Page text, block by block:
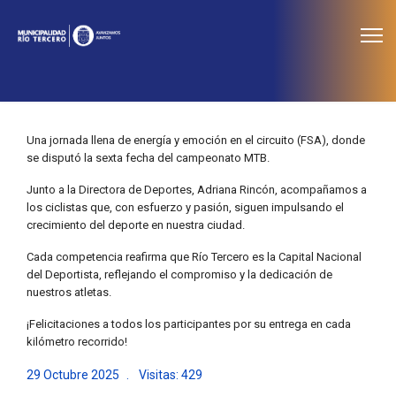
Una jornada llena de energía y emoción en el circuito (FSA), donde
se disputó la sexta fecha del campeonato MTB.
Junto a la Directora de Deportes, Adriana Rincón, acompañamos a
los ciclistas que, con esfuerzo y pasión, siguen impulsando el
crecimiento del deporte en nuestra ciudad.
Cada competencia reafirma que Río Tercero es la Capital Nacional
del Deportista, reflejando el compromiso y la dedicación de
nuestros atletas.
¡Felicitaciones a todos los participantes por su entrega en cada
kilómetro recorrido!
29 Octubre 2025 Visitas: 429